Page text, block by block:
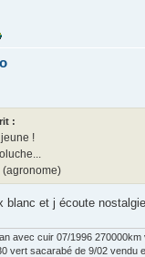
:
!
(agronome)
blanc et j écoute
avec cuir 07/1996 270000km
vert sacarabé de 9/02 vendu